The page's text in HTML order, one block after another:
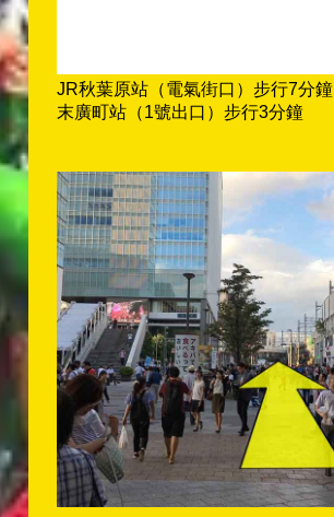
JR秋葉原站（電氣街口）步行7分鐘
末廣町站（1號出口）步行3分鐘